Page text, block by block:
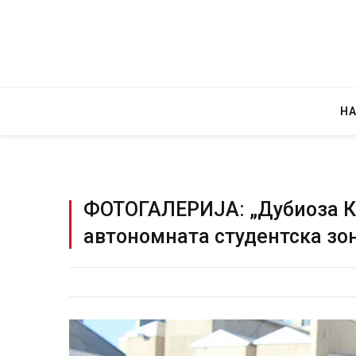
ФОТОГАЛЕРИЈА: „Дубиоза
автономната студентска
Руска новинарка е осудена на 12